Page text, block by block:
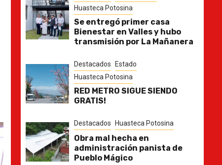
Huasteca Potosina
Se entregó primer casa
Bienestar en Valles y hubo
transmisión por La Mañanera
Destacados
Estado
Huasteca Potosina
RED METRO SIGUE SIENDO
GRATIS!
Destacados Huasteca Potosina
Obra mal hecha en
administración panista de
Pueblo Mágico